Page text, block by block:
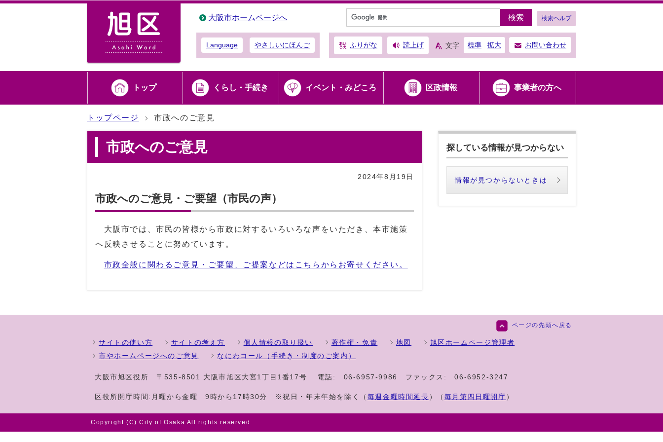
大阪市ホームページへ 検索 検索ヘルプ
Language やさしいにほんご ふりがな 読上げ 文字 標準 拡大 お問い合わせ
トップ くらし・手続き イベント・みどころ 区政情報 事業者の方へ
トップページ 市政へのご意見
市政へのご意見
2024年8月19日
市政へのご意見・ご要望（市民の声）
大阪市では、市民の皆様から市政に対するいろいろな声をいただき、本市施策
へ反映させることに努めています。
市政全般に関わるご意見・ご要望、ご提案などはこちらからお寄せください。
探している情報が見つからない
情報が見つからないときは
ページの先頭へ戻る
サイトの使い方 サイトの考え方 個人情報の取り扱い 著作権・免責 地図
旭区ホームページ管理者
市やホームページへのご意見
なにわコール（手続き・制度のご案内）
大阪市旭区役所 〒535-8501 大阪市旭区大宮1丁目1番17号 電話: 06-6957-9986 ファックス: 06-6952-3247
区役所開庁時間:月曜から金曜 9時から17時30分 ※祝日・年末年始を除く（ 毎週金曜時間延長 ）（ 毎月第四日曜開庁 ）
Copyright (C) City of Osaka All rights reserved.